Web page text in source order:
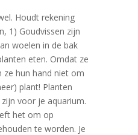
Houdt rekening
1) Goudvissen zijn
woelen in de bak
eten. Omdat ze
ze hun hand niet om
plant! Planten
voor je aquarium.
het om op
te worden. Je